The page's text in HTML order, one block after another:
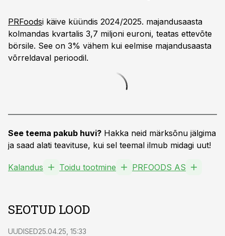
PRFoodsi käive küündis 2024/2025. majandusaasta
kolmandas kvartalis 3,7 miljoni euroni, teatas ettevõte
börsile. See on 3% vähem kui eelmise majandusaasta
võrreldaval perioodil.
See teema pakub huvi? Hakka neid märksõnu jälgima
ja saad alati teavituse, kui sel teemal ilmub midagi uut!
Kalandus Toidu tootmine PRFOODS AS
SEOTUD LOOD
UUDISED25.04.25, 15:33